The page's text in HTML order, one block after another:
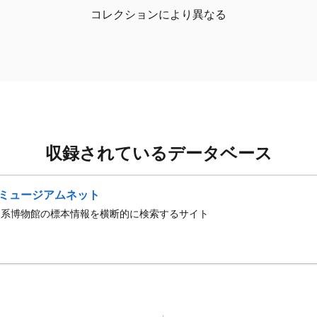
コレクションにより異なる
収録されているデータベース
ュージアムネット
博物館の標本情報を横断的に検索するサイト